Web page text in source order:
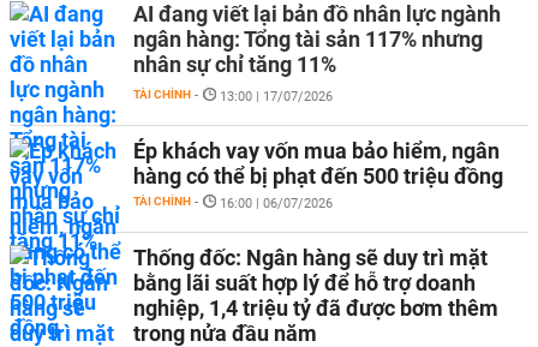
AI đang viết lại bản đồ nhân lực ngành
ngân hàng: Tổng tài sản 117% nhưng
nhân sự chỉ tăng 11%
TÀI CHÍNH - 13:00 | 17/07/2026
Ép khách vay vốn mua bảo hiểm, ngân
hàng có thể bị phạt đến 500 triệu đồng
TÀI CHÍNH - 16:00 | 06/07/2026
Thống đốc: Ngân hàng sẽ duy trì mặt
bằng lãi suất hợp lý để hỗ trợ doanh
nghiệp, 1,4 triệu tỷ đã được bơm thêm
trong nửa đầu năm